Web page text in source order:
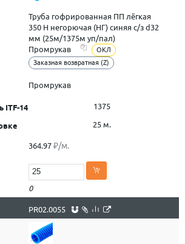
Труба гофрированная ПП лёгкая
350 Н негорючая (НГ) синяя с/з d32
мм (25м/1375м уп/пал)
Промрукав
ОКЛ
Заказная возвратная (Z)
Промрукав
1375
25 м.
364.97 ₽/м.
0
PR02.0055